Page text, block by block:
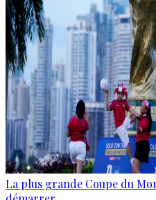
La plus grande Coupe du